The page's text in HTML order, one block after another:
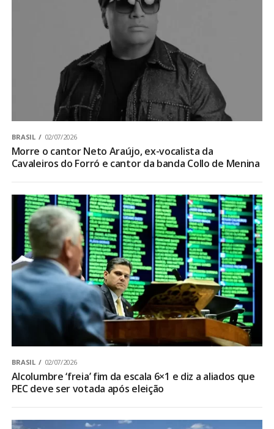
BRASIL 02/07/2026
Morre o cantor Neto Araújo, ex-vocalista da
Cavaleiros do Forró e cantor da banda Collo de Menina
BRASIL 02/07/2026
Alcolumbre ‘freia’ fim da escala 6×1 e diz a aliados que
PEC deve ser votada após eleição